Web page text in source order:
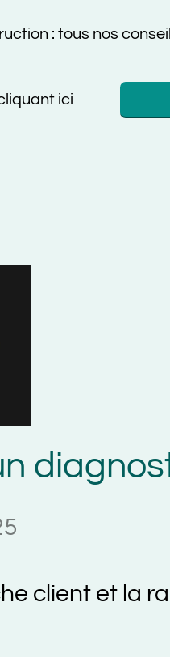
tous nos conseils sur
ici
et la raison